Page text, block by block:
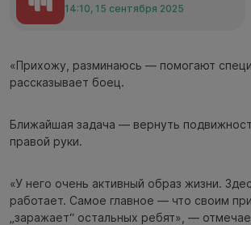
14:10, 15 сентября 2025
«Прихожу, разминаюсь — помогают
рассказывает боец.
Ближайшая задача — вернуть
правой руки.
«У него очень активный образ жизни.
работает. Самое главное — что своим
„заражает“ остальных ребят», —